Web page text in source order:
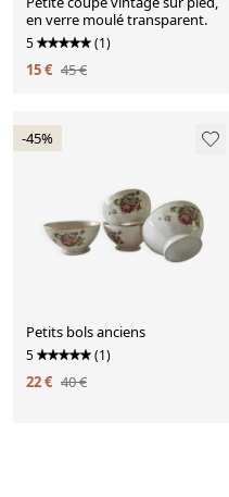
en verre moulé transparent.
5 (1)
15 € 45 €
-45%
Petits bols anciens
5 (1)
22 € 40 €